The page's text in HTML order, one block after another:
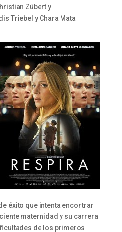
Zübert y
Triebel y Chara Mata
éxito que intenta encontrar
maternidad y su carrera
de los primeros